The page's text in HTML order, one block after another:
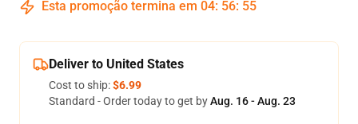
Esta promoção termina em 04: 56: 54
Deliver to United States
Cost to ship:$6.99
Standard - Order today to get byAug. 16 - Aug. 23